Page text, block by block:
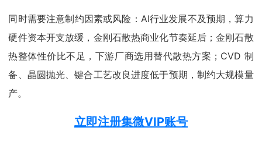
同时需要注意制约因素或风险：AI行业发展不及预期，算力
硬件资本开支放缓，金刚石散热商业化节奏延后；金刚石散
热整体性价比不足，下游厂商选用替代散热方案；CVD 制
备、晶圆抛光、键合工艺改良进度低于预期，制约大规模量
产。
立即注册集微VIP账号